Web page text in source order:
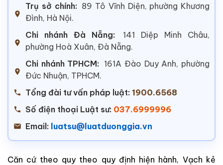
Trụ sở chính: 89 Tô Vĩnh Diện, phường Khương
Đình, Hà Nội.
Chi nhánh Đà Nẵng:
141 Diệp Minh Châu,
phường Hoà Xuân, Đà Nẵng.
Chi nhánh TPHCM: 161A Đào Duy Anh, phường
Đức Nhuận, TPHCM.
Tổng đài tư vấn pháp luật: 1900.6568
Số điện thoại Luật sư: 037.6999996
Email: luatsu@luatduonggia.vn
Căn cứ theo quy theo quy định hiện hành, Vạch kẻ